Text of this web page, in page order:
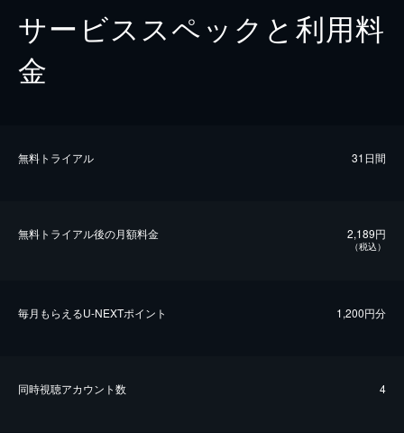
サービススペックと利用料
金
無料トライアル 31日間
無料トライアル後の⽉額料金 2,189円
（税込）
毎⽉もらえるU-NEXTポイント 1,200円分
同時視聴アカウント数 4